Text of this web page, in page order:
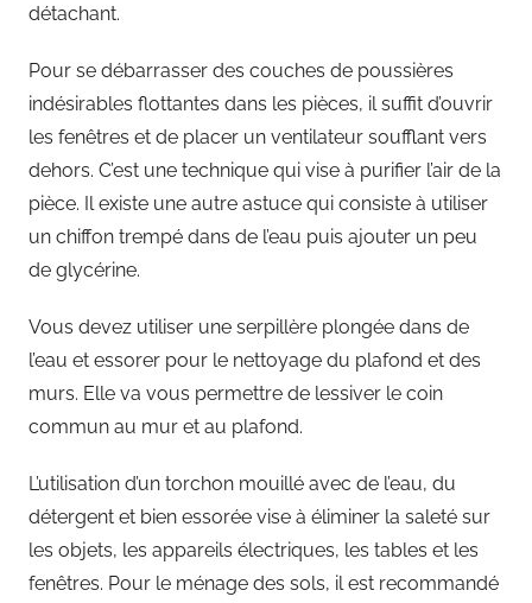
détachant.
Pour se débarrasser des couches de poussières
indésirables flottantes dans les pièces, il suffit d’ouvrir
les fenêtres et de placer un ventilateur soufflant vers
dehors. C’est une technique qui vise à purifier l’air de la
pièce. Il existe une autre astuce qui consiste à utiliser
un chiffon trempé dans de l’eau puis ajouter un peu
de glycérine.
Vous devez utiliser une serpillère plongée dans de
l’eau et essorer pour le nettoyage du plafond et des
murs. Elle va vous permettre de lessiver le coin
commun au mur et au plafond.
L’utilisation d’un torchon mouillé avec de l’eau, du
détergent et bien essorée vise à éliminer la saleté sur
les objets, les appareils électriques, les tables et les
fenêtres. Pour le ménage des sols, il est recommandé